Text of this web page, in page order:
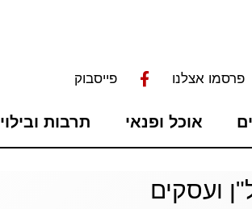
פרסמו אצלנו פייסבוק
אוכל ופנאי תרבות ובילוי
ועסקים